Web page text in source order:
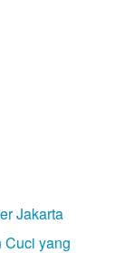
Jakarta
Cuci yang